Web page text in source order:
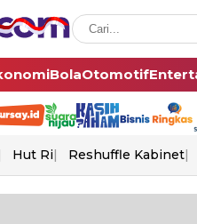
BolaOtomotif
Hut Ri Reshuffle Kabinet